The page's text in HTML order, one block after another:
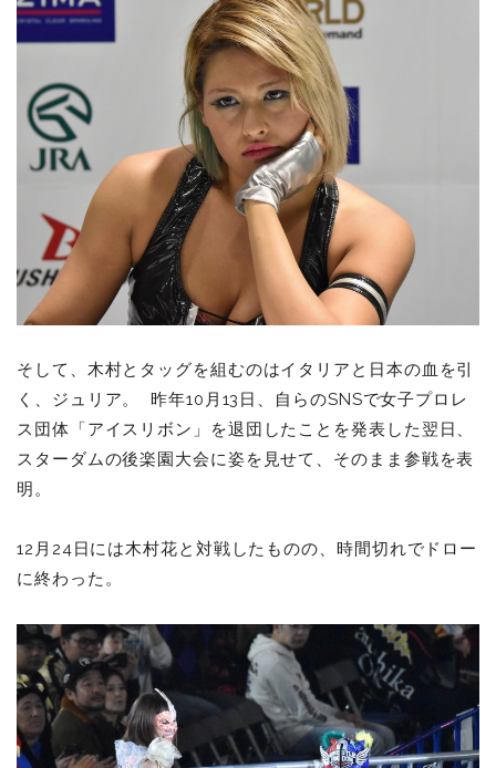
そして、木村とタッグを組むのはイタリアと日本の血を引
く、ジュリア。 昨年10月13日、自らのSNSで女子プロレ
ス団体「アイスリボン」を退団したことを発表した翌日、
スターダムの後楽園大会に姿を見せて、そのまま参戦を表
明。
12月24日には木村花と対戦したものの、時間切れでドロー
に終わった。